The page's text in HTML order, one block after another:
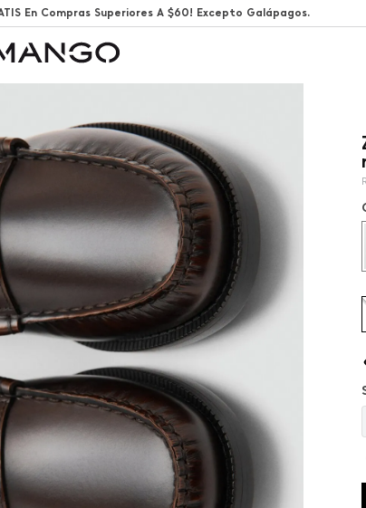
En Compras Superiores A $60! Excepto Galápagos.